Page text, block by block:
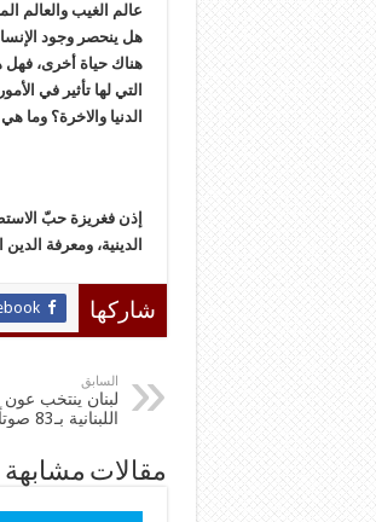
عالم الغيب والعالم
هل ينحصر وجود
هناك حياة أخرى، فهل
التي لها تأثير في
الدنيا والاخرة؟ وما
إذن فغريزة حبّ
الدينية، ومعرفة
شاركها
السابق
لبنان ينتخب عون
اللبنانية بـ83 صوتاً
مقالات مشابهة